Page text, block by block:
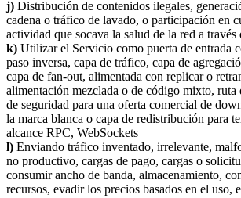
j) Distribución de contenidos ilegales,
cadena o tráfico de lavado, o participación en
actividad que socava la salud de la red a
k) Utilizar el Servicio como puerta de entrada
paso inversa, capa de tráfico, capa de
capa de fan-out, alimentada con replicar o
alimentación mezclada o de código mixto, ruta
de seguridad para una oferta comercial de
la marca blanca o capa de redistribución para
alcance RPC, WebSockets
l) Enviando tráfico inventado, irrelevante,
no productivo, cargas de pago, cargas o
consumir ancho de banda, almacenamiento,
recursos, evadir los precios basados en el uso,